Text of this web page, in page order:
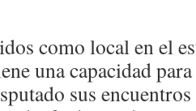
como local en el
una capacidad
sus